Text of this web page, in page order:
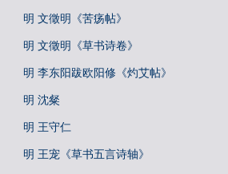
明 文徵明《苦疡帖》
明 文徵明《草书诗卷》
明 李东阳跋欧阳修《灼艾帖》
明 沈粲
明 王守仁
明 王宠《草书五言诗轴》